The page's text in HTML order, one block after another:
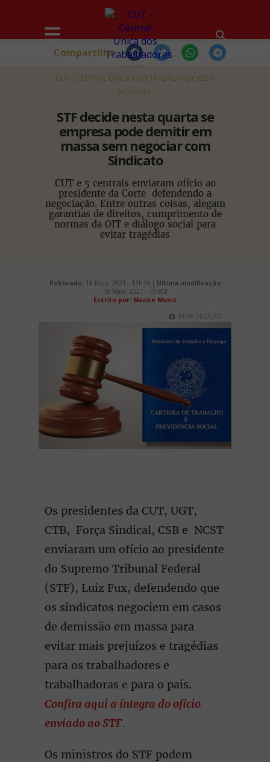
HOME
CUT - CENTRAL ÚNICA DOS TRABALHADORES
NOTÍCIAS
STF decide nesta quarta se
empresa pode demitir em
massa sem negociar com
Sindicato
CUT e 5 centrais enviaram ofício ao
presidente da Corte defendendo a
negociação. Entre outras coisas, alegam
garantias de direitos, cumprimento de
normas da OIT e diálogo social para
evitar tragédias
Compartilhe
Publicado: 18 Maio, 2021 - 12h19 | Última modificação:
18 Maio, 2021 - 15h02
Escrito por: Marize Muniz
REPRODUÇÃO
Os presidentes da CUT, UGT,
CTB, Força Sindical, CSB e NCST
enviaram um ofício ao presidente
do Supremo Tribunal Federal
(STF), Luiz Fux, defendendo que
os sindicatos negociem em casos
de demissão em massa para
evitar mais prejuízos e tragédias
para os trabalhadores e
trabalhadoras e para o país.
Confira aqui a íntegra do ofício
enviado ao STF.
Os ministros do STF podem